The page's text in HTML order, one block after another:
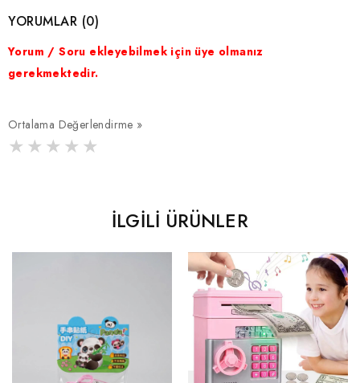
YORUMLAR (0)
Yorum / Soru ekleyebilmek için üye olmanız
gerekmektedir.
Ortalama Değerlendirme »
İLGILI ÜRÜNLER